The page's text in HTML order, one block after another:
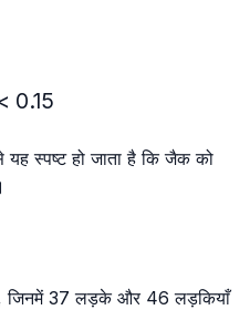
0.14 < 0.15
0.15
स्पष्ट हो जाता है कि जैक को
जिनमें 37 लड़के और 46 लड़कियाँ